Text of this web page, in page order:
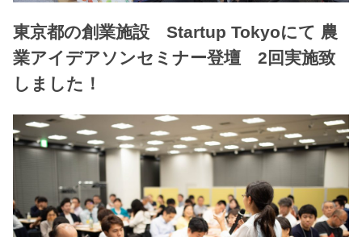
東京都の創業施設 Startup Tokyoにて 農
業アイデアソンセミナー登壇 2回実施致
しました！